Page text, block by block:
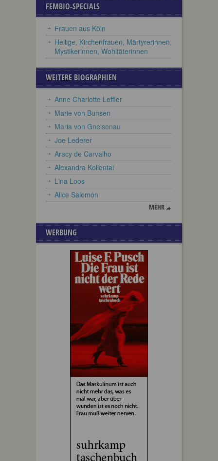
FEMBIO-SPECIALS
Frauen aus Köln
Heilige, Kirchenfrauen, Märtyrerinnen,
Mystikerinnen, Wohltäterinnen
WEITERE BIOGRAPHIEN
Anne Charlotte Leffler
Marie von Bunsen
Maria von Gneisenau
Joe Lederer
Aracy de Carvalho
Alexandra Kollontai
Lina Loos
Alice Salomon
MEHR
WERBUNG